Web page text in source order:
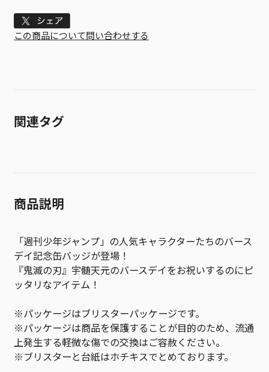
Tweet
この商品について問い合わせする
関連タグ
商品説明
「週刊少年ジャンプ」の人気キャラクターたちのバース
デイ記念缶バッジが登場！
『鬼滅の刃』宇髄天元のバースデイをお祝いするのにピ
ッタリなアイテム！
※パッケージはブリスターパッケージです。
※パッケージは商品を保護することが目的のため、流通
上発生する軽微な傷での交換はご容赦ください。
※ブリスターと台紙はホチキスでとめております。